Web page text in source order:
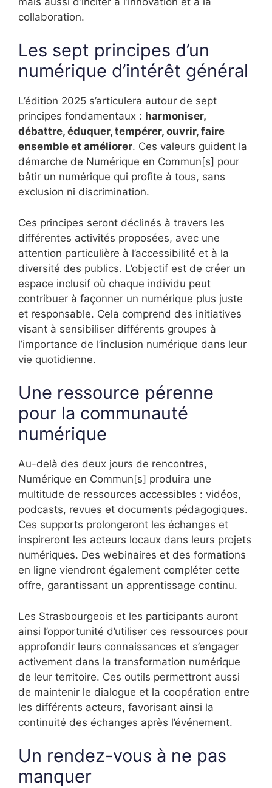
collaboration.
Les sept principes d’un
numérique d’intérêt général
L’édition 2025 s’articulera autour de sept
principes fondamentaux : harmoniser,
débattre, éduquer, tempérer, ouvrir, faire
ensemble et améliorer. Ces valeurs guident la
démarche de Numérique en Commun[s] pour
bâtir un numérique qui profite à tous, sans
exclusion ni discrimination.
Ces principes seront déclinés à travers les
différentes activités proposées, avec une
attention particulière à l’accessibilité et à la
diversité des publics. L’objectif est de créer un
espace inclusif où chaque individu peut
contribuer à façonner un numérique plus juste
et responsable. Cela comprend des initiatives
visant à sensibiliser différents groupes à
l’importance de l’inclusion numérique dans leur
vie quotidienne.
Une ressource pérenne
pour la communauté
numérique
Au-delà des deux jours de rencontres,
Numérique en Commun[s] produira une
multitude de ressources accessibles : vidéos,
podcasts, revues et documents pédagogiques.
Ces supports prolongeront les échanges et
inspireront les acteurs locaux dans leurs projets
numériques. Des webinaires et des formations
en ligne viendront également compléter cette
offre, garantissant un apprentissage continu.
Les Strasbourgeois et les participants auront
ainsi l’opportunité d’utiliser ces ressources pour
approfondir leurs connaissances et s’engager
activement dans la transformation numérique
de leur territoire. Ces outils permettront aussi
de maintenir le dialogue et la coopération entre
les différents acteurs, favorisant ainsi la
continuité des échanges après l’événement.
Un rendez-vous à ne pas
manquer